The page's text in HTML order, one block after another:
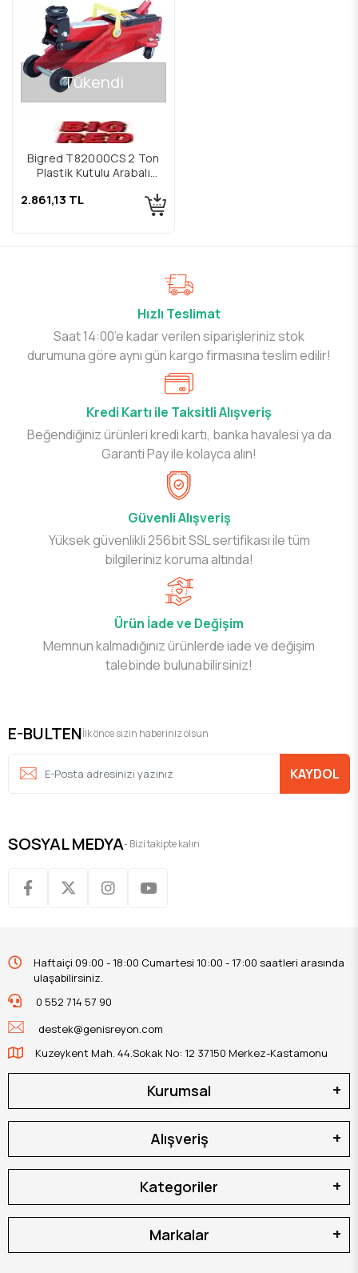
Tükendi
Bigred T82000CS 2 Ton
Plastik Kutulu Arabalı
2.861,13 TL
Hızlı Teslimat
Saat 14:00’e kadar verilen siparişleriniz stok
durumuna göre aynı gün kargo firmasına teslim edilir!
Kredi Kartı ile Taksitli Alışveriş
Beğendiğiniz ürünleri kredi kartı, banka havalesi ya da
Garanti Pay ile kolayca alın!
Güvenli Alışveriş
Yüksek güvenlikli 256bit SSL sertifikası ile tüm
bilgileriniz koruma altında!
Ürün İade ve Değişim
Memnun kalmadığınız ürünlerde iade ve değişim
talebinde bulunabilirsiniz!
E-BULTENİlk önce sizin haberiniz olsun
KAYDOL
SOSYAL MEDYA- Bizi takipte kalın
Haftaiçi 09:00 - 18:00 Cumartesi 10:00 - 17:00 saatleri arasında
ulaşabilirsiniz.
0 552 714 57 90
destek@genisreyon.com
Kuzeykent Mah. 44.Sokak No: 12 37150 Merkez-Kastamonu
Kurumsal
Alışveriş
Kategoriler
Markalar